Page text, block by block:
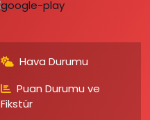
Hava Durumu
Puan Durumu ve
Fikstür